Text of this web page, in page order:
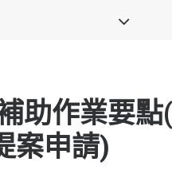
助作業要
案申請)